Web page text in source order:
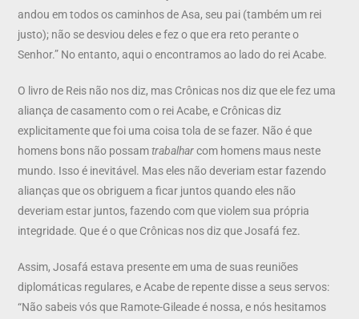
andou em todos os caminhos de Asa, seu pai (também um rei
justo); não se desviou deles e fez o que era reto perante o
Senhor.” No entanto, aqui o encontramos ao lado do rei Acabe.
O livro de Reis não nos diz, mas Crônicas nos diz que ele fez uma
aliança de casamento com o rei Acabe, e Crônicas diz
explicitamente que foi uma coisa tola de se fazer. Não é que
homens bons não possamtrabalharcom homens maus neste
mundo. Isso é inevitável. Mas eles não deveriam estar fazendo
alianças que os obriguem a ficar juntos quando eles não
deveriam estar juntos, fazendo com que violem sua própria
integridade. Que é o que Crônicas nos diz que Josafá fez.
Assim, Josafá estava presente em uma de suas reuniões
diplomáticas regulares, e Acabe de repente disse a seus servos:
“Não sabeis vós que Ramote-Gileade é nossa, e nós hesitamos